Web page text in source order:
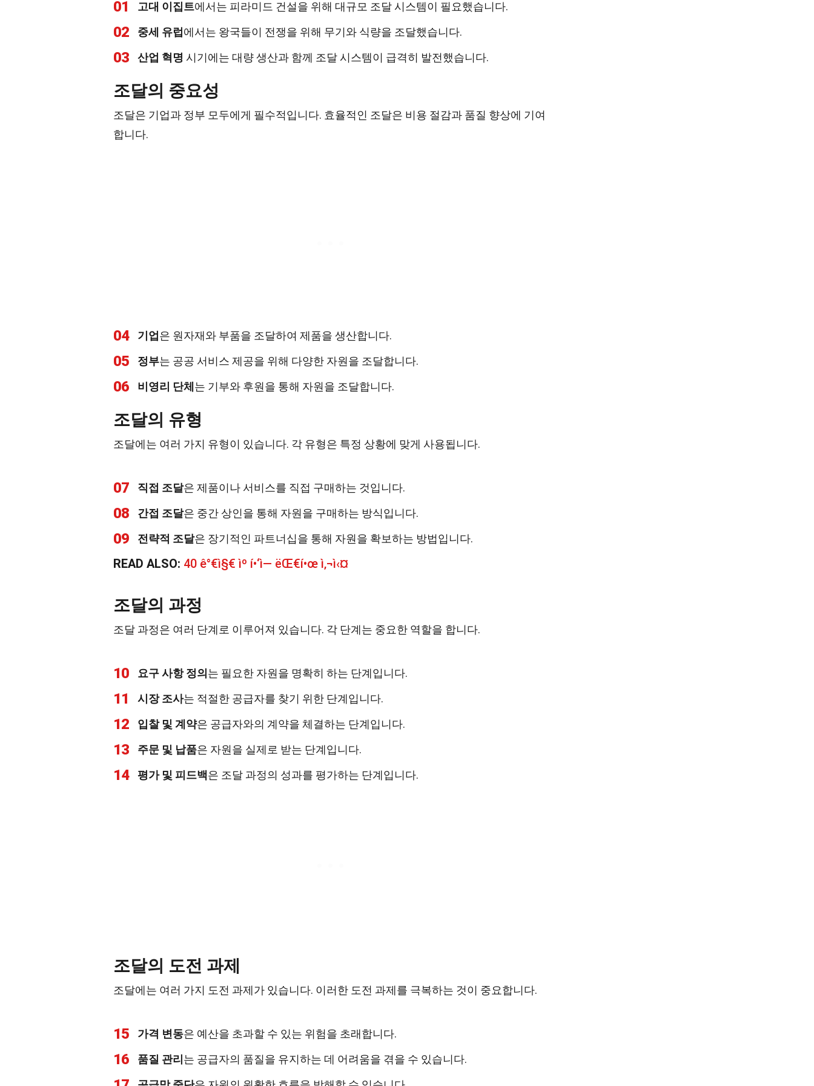
01 고대 이집트에서는 피라미드 건설을 위해 대규모 조달 시스템이 필요했습니다.
02 중세 유럽 에서는 왕국들이 전쟁을 위해 무기와 식량을 조달했습니다.
03 산업 혁명 시기에는 대량 생산과 함께 조달 시스템이 급격히 발전했습니다.
조달의 중요성
조달은 기업과 정부 모두에게 필수적입니다. 효율적인 조달은 비용 절감과 품질 향상에 기여
합니다.
04 기업 은 원자재와 부품을 조달하여 제품을 생산합니다.
05 정부는 공공 서비스 제공을 위해 다양한 자원을 조달합니다.
06 비영리 단체 는 기부와 후원을 통해 자원을 조달합니다.
조달의 유형
조달에는 여러 가지 유형이 있습니다. 각 유형은 특정 상황에 맞게 사용됩니다.
07 직접 조달은 제품이나 서비스를 직접 구매하는 것입니다.
08 간접 조달은 중간 상인을 통해 자원을 구매하는 방식입니다.
09 전략적 조달은 장기적인 파트너십을 통해 자원을 확보하는 방법입니다.
READ ALSO: 40 ê°€ì§€ ìº í•‘ì— ëŒ€í•œ ì‚¬ì‹¤
조달의 과정
조달 과정은 여러 단계로 이루어져 있습니다. 각 단계는 중요한 역할을 합니다.
10 요구 사항 정의 는 필요한 자원을 명확히 하는 단계입니다.
11 시장 조사는 적절한 공급자를 찾기 위한 단계입니다.
12 입찰 및 계약은 공급자와의 계약을 체결하는 단계입니다.
13 주문 및 납품은 자원을 실제로 받는 단계입니다.
14 평가 및 피드백은 조달 과정의 성과를 평가하는 단계입니다.
조달의 도전 과제
조달에는 여러 가지 도전 과제가 있습니다. 이러한 도전 과제를 극복하는 것이 중요합니다.
15 가격 변동은 예산을 초과할 수 있는 위험을 초래합니다.
16 품질 관리 는 공급자의 품질을 유지하는 데 어려움을 겪을 수 있습니다.